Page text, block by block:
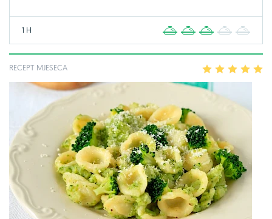
1 H 2 3 4
RECEPT MJESECA 2 3 4